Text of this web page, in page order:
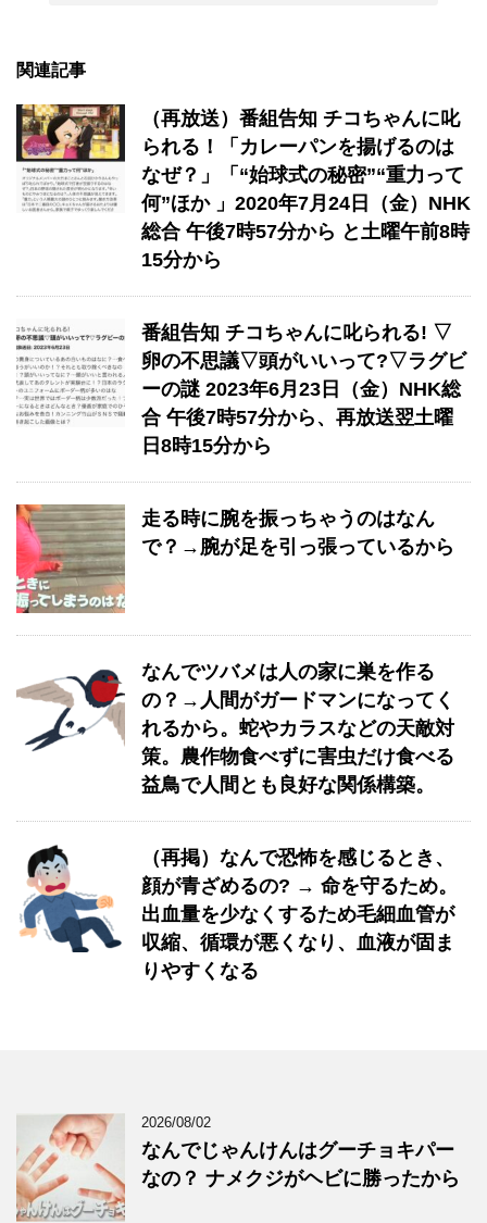
関連記事
（再放送）番組告知 チコちゃんに叱
られる！「カレーパンを揚げるのは
なぜ？」「“始球式の秘密”“重力って
何”ほか 」2020年7月24日（金）NHK
総合 午後7時57分から と土曜午前8時
15分から
番組告知 チコちゃんに叱られる! ▽
卵の不思議▽頭がいいって?▽ラグビ
ーの謎 2023年6月23日（金）NHK総
合 午後7時57分から、再放送翌土曜
日8時15分から
走る時に腕を振っちゃうのはなん
で？→腕が足を引っ張っているから
なんでツバメは人の家に巣を作る
の？→人間がガードマンになってく
れるから。蛇やカラスなどの天敵対
策。農作物食べずに害虫だけ食べる
益鳥で人間とも良好な関係構築。
（再掲）なんで恐怖を感じるとき、
顔が青ざめるの? → 命を守るため。
出血量を少なくするため毛細血管が
収縮、循環が悪くなり、血液が固ま
りやすくなる
2026/08/02
なんでじゃんけんはグーチョキパー
なの？ ナメクジがヘビに勝ったから